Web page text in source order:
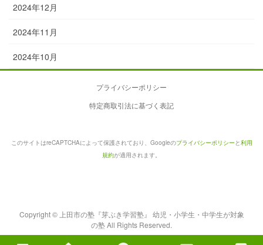
2024年12月
2024年11月
2024年10月
プライバシーポリシー
特定商取引法に基づく表記
このサイトはreCAPTCHAによって保護されており、Googleのプライバシーポリシーと利用
規約が適用されます。
Copyright © 上田市の塾『芽ぶき学習塾』 幼児・小学生・中学生が対象
の塾 All Rights Reserved.